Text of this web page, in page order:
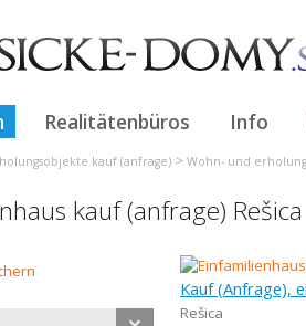
Realitätenbüros Info
kauf (anfrage) > Wohn- und
kauf (anfrage) Rešica
Kauf (Anfrage),
Rešica